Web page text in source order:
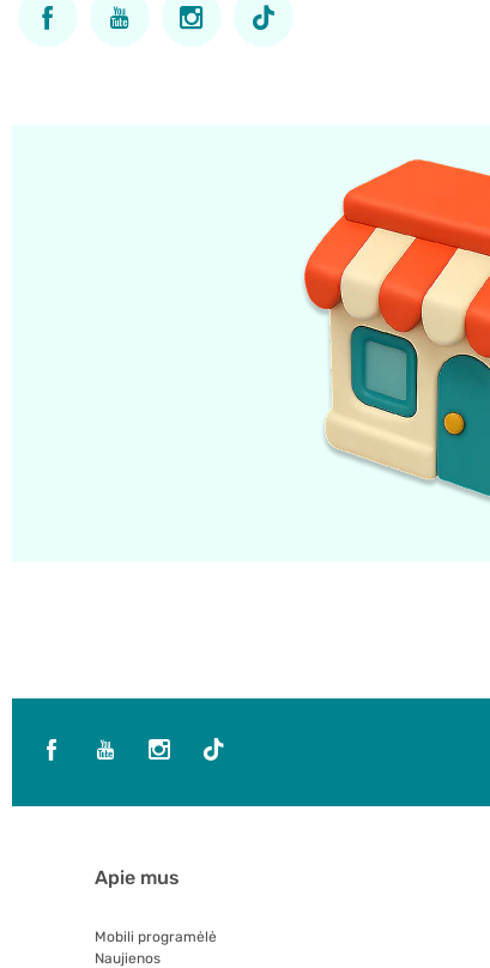
Apie mus
Mobili programėlė
Naujienos